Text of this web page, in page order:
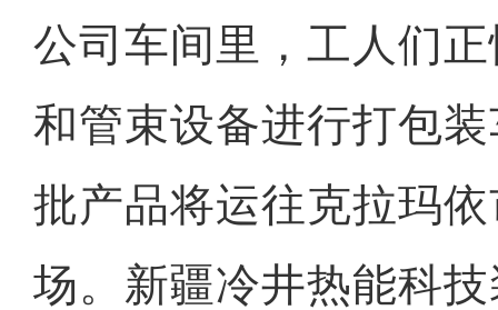
公司车间里，工人们
和管束设备进行打包
批产品将运往克拉玛
场。新疆冷井热能科